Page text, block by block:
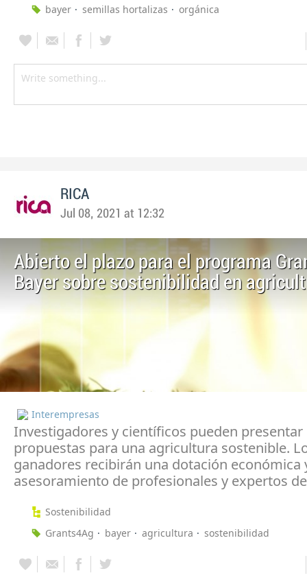
bayer
semillas hortalizas orgánica
RICA
Jul 08, 2021 at 12:32
Abierto el plazo para el programa
Bayer sobre sostenibilidad en
Interempresas
Investigadores y científicos pueden presentar
propuestas para una agricultura sostenible.
ganadores recibirán una dotación económica
asesoramiento de profesionales y expertos
Sostenibilidad
Grants4Ag
bayer agricultura sostenibilidad